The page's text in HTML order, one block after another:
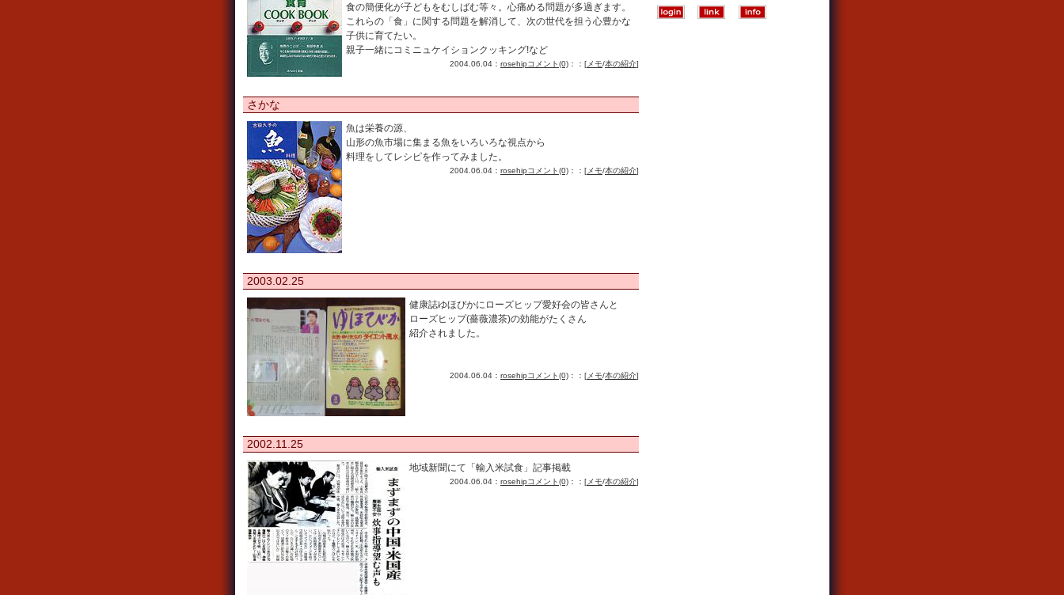
食の簡便化が子どもをむしばむ等々。心痛める問題が多過ぎます。
これらの「食」に関する問題を解消して、次の世代を担う心豊かな
子供に育てたい。
親子一緒にコミニュケイションクッキング!など
2004.06.04： rosehipコメント(0) ：：[ メモ/本の紹介]
さかな
魚は栄養の源、
山形の魚市場に集まる魚をいろいろな視点から
料理をしてレシピを作ってみました。
2004.06.04： rosehipコメント(0) ：：[ メモ/本の紹介]
2003.02.25
健康誌ゆほぴかにローズヒップ愛好会の皆さんと
ローズヒップ(薔薇濃茶)の効能がたくさん
紹介されました。
2004.06.04： rosehipコメント(0) ：：[ メモ/本の紹介]
2002.11.25
地域新聞にて「輸入米試食」記事掲載
2004.06.04： rosehipコメント(0) ：：[ メモ/本の紹介]